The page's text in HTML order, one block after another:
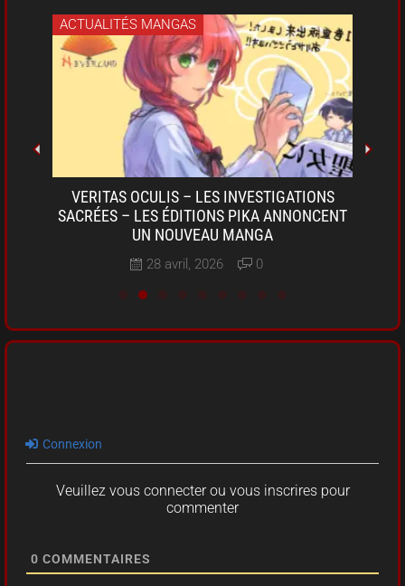
ACTUALITÉS MANGAS
VERITAS OCULIS – LES INVESTIGATIONS
SACRÉES – LES ÉDITIONS PIKA ANNONCENT
UN NOUVEAU MANGA
28 avril, 2026 0
Connexion
Veuillez vous connecter ou vous inscrires pour
commenter
0 COMMENTAIRES